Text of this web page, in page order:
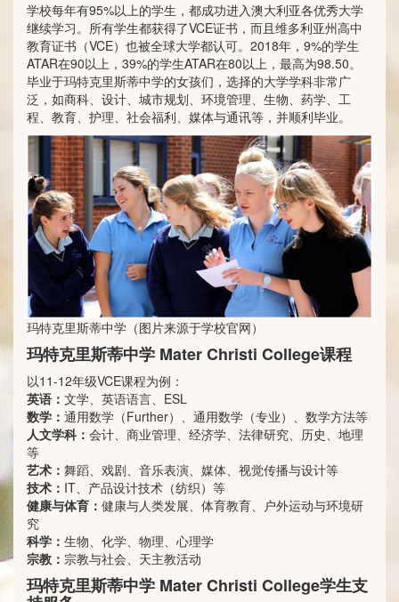
学校每年有95%以上的学生，都成功进入澳大利亚各优秀大学
继续学习。所有学生都获得了VCE证书，而且维多利亚州高中
教育证书（VCE）也被全球大学都认可。2018年，9%的学生
ATAR在90以上，39%的学生ATAR在80以上，最高为98.50。
毕业于玛特克里斯蒂中学的女孩们，选择的大学学科非常广
泛，如商科、设计、城市规划、环境管理、生物、药学、工
程、教育、护理、社会福利、媒体与通讯等，并顺利毕业。
玛特克里斯蒂中学（图片来源于学校官网）
玛特克里斯蒂中学 Mater Christi College课程
以11-12年级VCE课程为例：
英语： 文学、英语语言、ESL
数学： 通用数学（Further）、通用数学（专业）、数学方法等
人文学科： 会计、商业管理、经济学、法律研究、历史、地理
等
艺术： 舞蹈、戏剧、音乐表演、媒体、视觉传播与设计等
技术： IT、产品设计技术（纺织）等
健康与体育： 健康与人类发展、体育教育、户外运动与环境研
究
科学： 生物、化学、物理、心理学
宗教： 宗教与社会、天主教活动
玛特克里斯蒂中学 Mater Christi College学生支